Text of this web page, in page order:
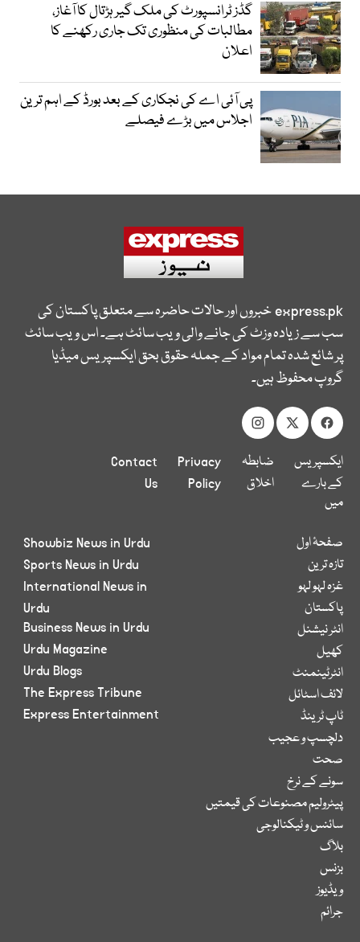
گڈز ٹرانسپورٹ کی ملک گیر ہڑتال کا آغاز،
مطالبات کی منظوری تک جاری رکھنے کا
اعلان
پی آئی اے کی نجکاری کے بعد بورڈ کے اہم ترین
اجلاس میں بڑے فیصلے
express.pkخبروں اور حالات حاضرہ سے متعلق پاکستان کی
سب سے زیادہ وزٹ کی جانے والی ویب سائٹ ہے۔ اس ویب سائٹ
پر شائع شدہ تمام مواد کے جملہ حقوق بحق ایکسپریس میڈیا
گروپ محفوظ ہیں۔
ایکسپریس
کے بارے
میں
ضابطہ
اخلاق
Privacy
Policy
Contact
Us
صفحۂ اول
تازہ ترین
غزہ لہو لہو
پاکستان
انٹر نیشنل
کھیل
انٹرٹینمنٹ
لائف اسٹائل
ٹاپ ٹرینڈ
دلچسپ و عجیب
صحت
سونے کے نرخ
پیٹرولیم مصنوعات کی قیمتیں
سائنس و ٹیکنالوجی
بلاگ
بزنس
ویڈیوز
جرائم
Showbiz News in Urdu
Sports News in Urdu
International News in
Urdu
Business News in Urdu
Urdu Magazine
Urdu Blogs
The Express Tribune
Express Entertainment